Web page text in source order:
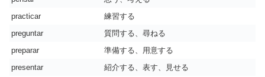
practicar
練習する
preguntar
質問する、尋ねる
preparar
準備する、用意する
presentar
紹介する、表す、見せる